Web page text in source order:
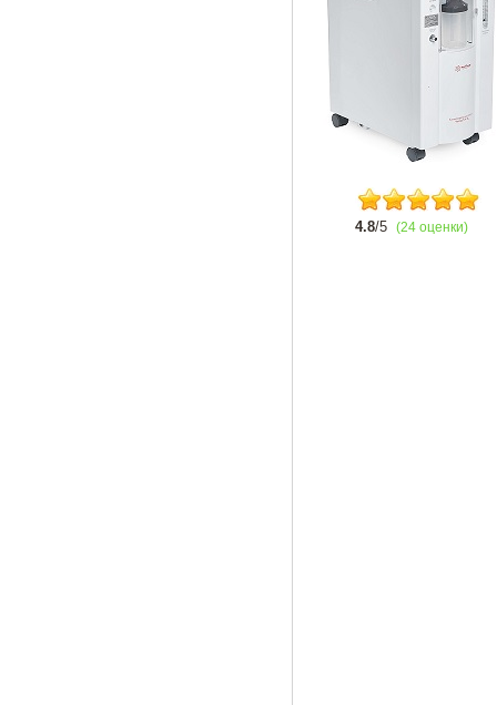
4.8/5 (24 оценки)